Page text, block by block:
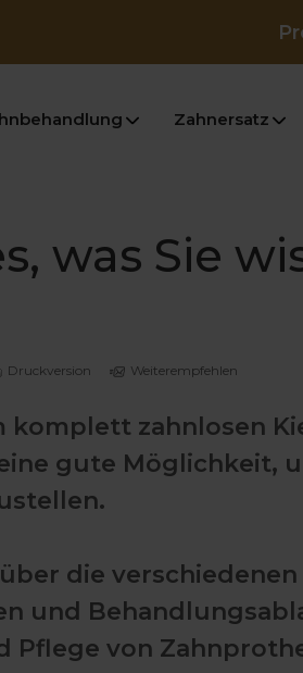
Zahnersatz
was Sie
Druckversion Weiterempfehlen
komplett zahnlosen
gute Möglichkeit,
die
und
Pflege von